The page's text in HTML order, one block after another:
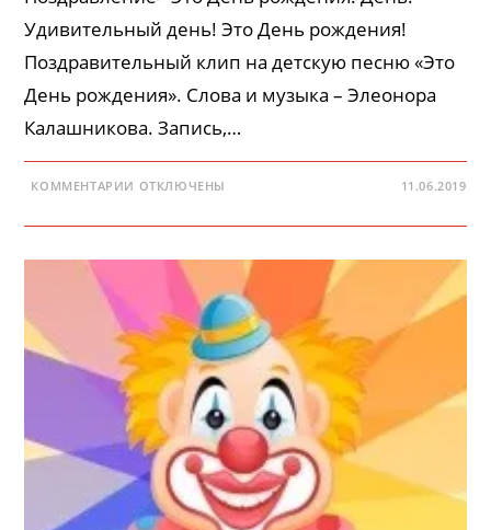
Удивительный день! Это День рождения!
Поздравительный клип на детскую песню «Это
День рождения». Слова и музыка – Элеонора
Калашникова. Запись,…
КОММЕНТАРИИ К
—
ДЕНЬ
РОЖДЕНИЯ
ОТКЛЮЧЕНЫ 11.06.2019